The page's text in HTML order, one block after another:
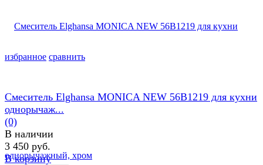
избранное сравнить
Смеситель Elghansa MONICA NEW 56B1219 для кухни
однорычаж...
(0)
В наличии
3 450 руб.
В корзину